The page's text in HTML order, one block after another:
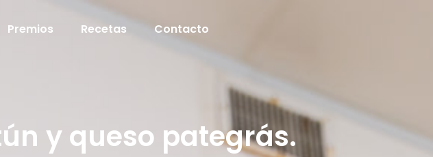
Premios Recetas Contacto
y queso pategrás.